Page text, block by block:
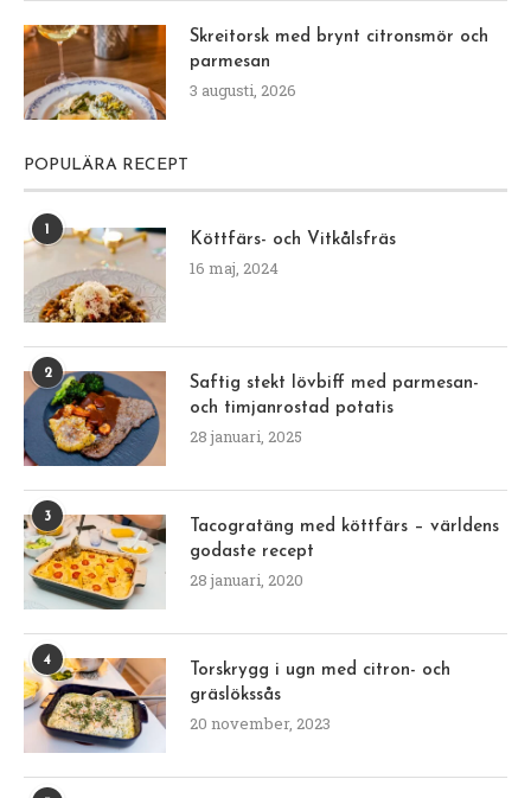
Skreitorsk med brynt citronsmör och
parmesan
3 augusti, 2026
POPULÄRA RECEPT
1
Köttfärs- och Vitkålsfräs
16 maj, 2024
2
Saftig stekt lövbiff med parmesan-
och timjanrostad potatis
28 januari, 2025
3
Tacogratäng med köttfärs – världens
godaste recept
28 januari, 2020
4
Torskrygg i ugn med citron- och
gräslökssås
20 november, 2023